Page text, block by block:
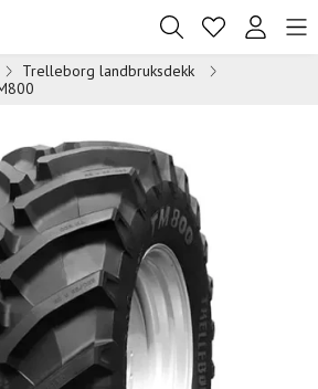
Trelleborg landbruksdekk